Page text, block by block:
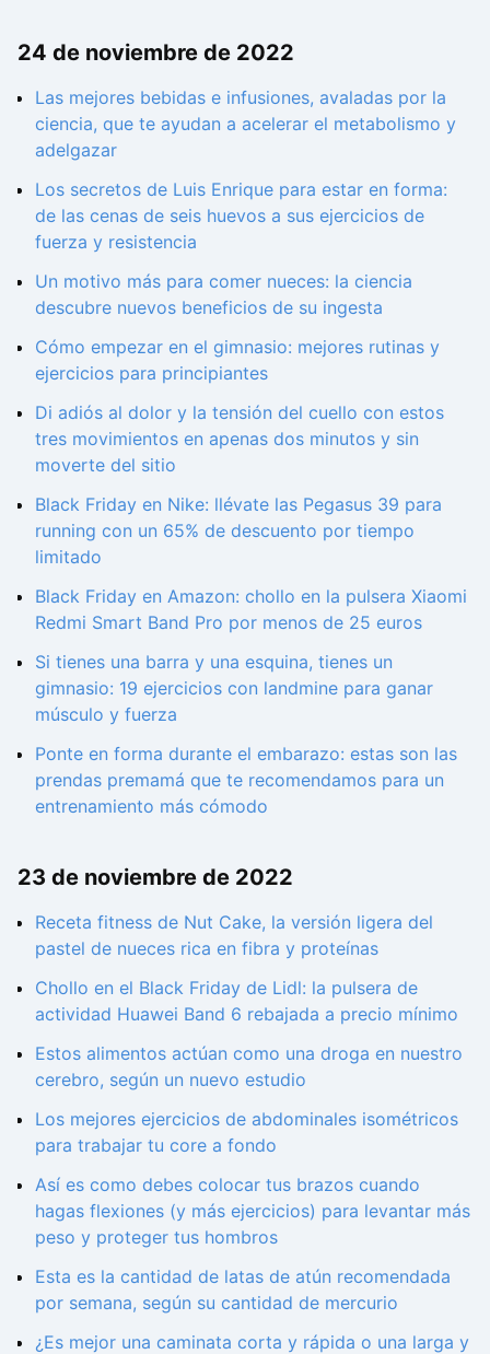
24 de noviembre de 2022
Las mejores bebidas e infusiones, avaladas por la
ciencia, que te ayudan a acelerar el metabolismo y
adelgazar
Los secretos de Luis Enrique para estar en forma:
de las cenas de seis huevos a sus ejercicios de
fuerza y resistencia
Un motivo más para comer nueces: la ciencia
descubre nuevos beneficios de su ingesta
Cómo empezar en el gimnasio: mejores rutinas y
ejercicios para principiantes
Di adiós al dolor y la tensión del cuello con estos
tres movimientos en apenas dos minutos y sin
moverte del sitio
Black Friday en Nike: llévate las Pegasus 39 para
running con un 65% de descuento por tiempo
limitado
Black Friday en Amazon: chollo en la pulsera Xiaomi
Redmi Smart Band Pro por menos de 25 euros
Si tienes una barra y una esquina, tienes un
gimnasio: 19 ejercicios con landmine para ganar
músculo y fuerza
Ponte en forma durante el embarazo: estas son las
prendas premamá que te recomendamos para un
entrenamiento más cómodo
23 de noviembre de 2022
Receta fitness de Nut Cake, la versión ligera del
pastel de nueces rica en fibra y proteínas
Chollo en el Black Friday de Lidl: la pulsera de
actividad Huawei Band 6 rebajada a precio mínimo
Estos alimentos actúan como una droga en nuestro
cerebro, según un nuevo estudio
Los mejores ejercicios de abdominales isométricos
para trabajar tu core a fondo
Así es como debes colocar tus brazos cuando
hagas flexiones (y más ejercicios) para levantar más
peso y proteger tus hombros
Esta es la cantidad de latas de atún recomendada
por semana, según su cantidad de mercurio
¿Es mejor una caminata corta y rápida o una larga y